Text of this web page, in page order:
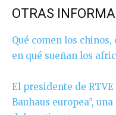
OTRAS
Qué comen los
en qué sueñan los
El presidente de
Bauhaus europea”,